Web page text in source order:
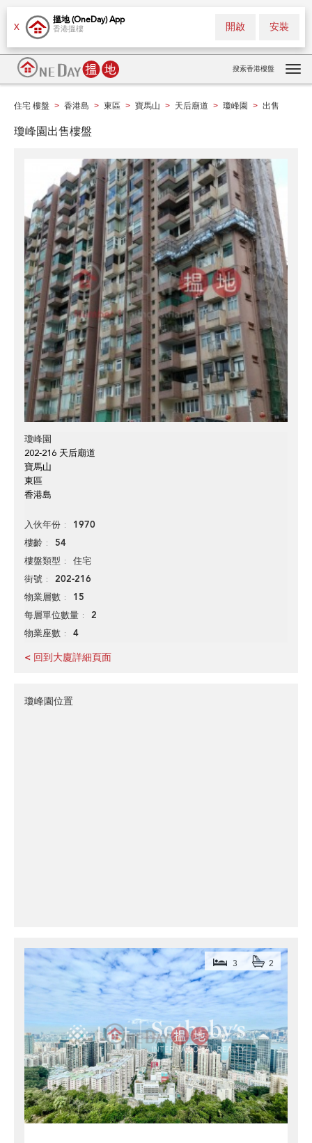
X
搵地 (OneDay) App
香港搵樓 安裝
開啟
搜索香港樓盤
住宅 樓盤 > 香港島 > 東區 > 寶馬山 > 天后廟道 > 瓊峰園 > 出售
瓊峰園出售樓盤
瓊峰園
202-216 天后廟道
寶馬山
東區
香港島
入伙年份 1970
樓齡 54
樓盤類型 住宅
街號 202-216
物業層數 15
每層單位數量 2
物業座數 4
< 回到大廈詳細頁面
瓊峰園位置
3 2